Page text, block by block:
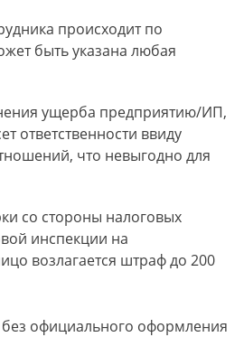
происходит по
быть указана любая
ущерба предприятию/ИП,
ответственности ввиду
что невыгодно для
со стороны налоговых
инспекции на
возлагается штраф до 200
официального оформления